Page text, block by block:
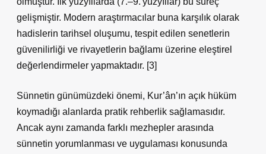
gelişmiştir. Modern araştırmacılar buna karşılık olarak
hadislerin tarihsel oluşumu, tespit edilen senetlerin
güvenilirliği ve rivayetlerin bağlamı üzerine eleştirel
değerlendirmeler yapmaktadır. [3]
Sünnetin günümüzdeki önemi, Kur’ân’ın açık hüküm
koymadığı alanlarda pratik rehberlik sağlamasıdır.
Ancak aynı zamanda farklı mezhepler arasında
sünnetin yorumlanması ve uygulaması konusunda